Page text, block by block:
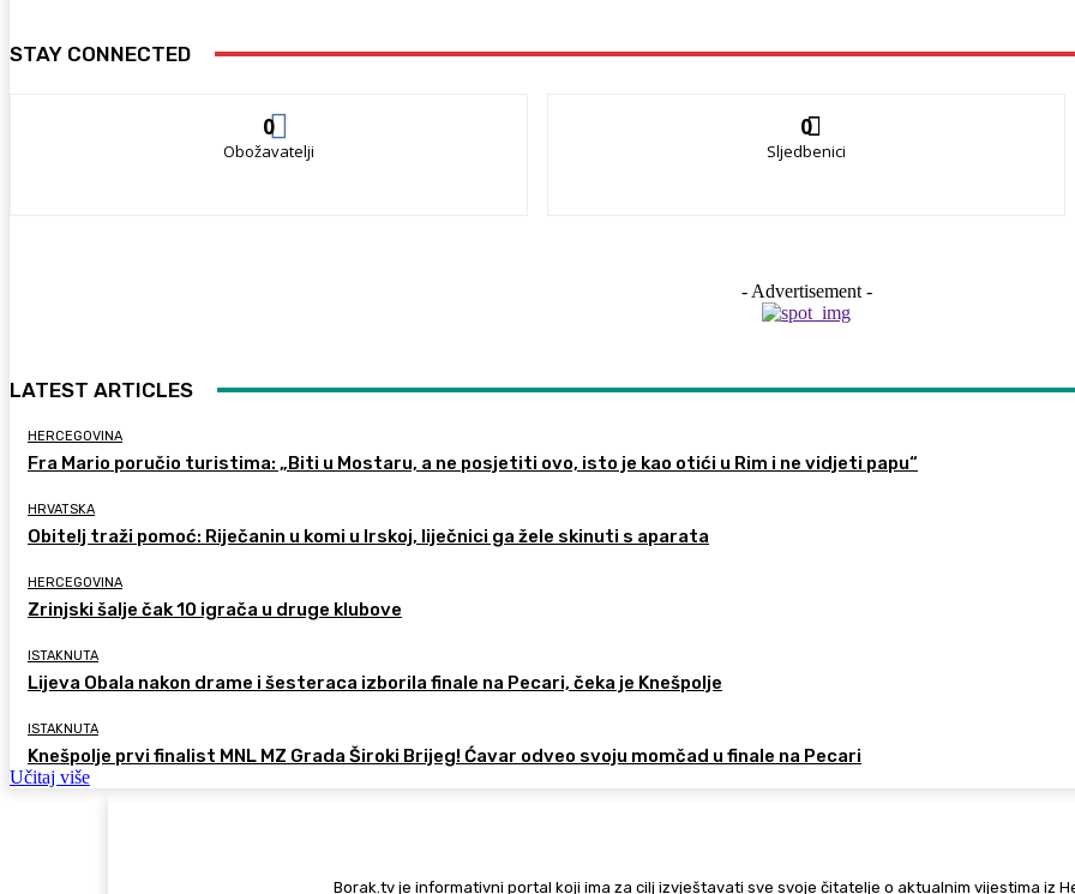
STAY CONNECTED
0
Obožavatelji
0
Sljedbenici
- Advertisement -
LATEST ARTICLES
HERCEGOVINA
Fra Mario poručio turistima: „Biti u Mostaru, a ne posjetiti ovo, isto je kao otići u Rim i ne vidjeti papu“
HRVATSKA
Obitelj traži pomoć: Riječanin u komi u Irskoj, liječnici ga žele skinuti s aparata
HERCEGOVINA
Zrinjski šalje čak 10 igrača u druge klubove
ISTAKNUTA
Lijeva Obala nakon drame i šesteraca izborila finale na Pecari, čeka je Knešpolje
ISTAKNUTA
Knešpolje prvi finalist MNL MZ Grada Široki Brijeg! Ćavar odveo svoju momčad u finale na Pecari
Učitaj više
Borak.tv je informativni portal koji ima za cilj izvještavati sve svoje čitatelje o aktualnim vijestima iz